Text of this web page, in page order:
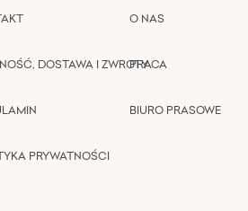
DOSTAWA I ZWROTY
PRYWATNOŚCI
O NAS
PRACA
BIURO PRASOWE